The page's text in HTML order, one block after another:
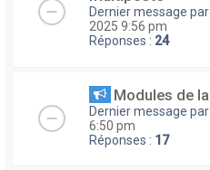
Dernier message par
2025 9:56 pm
Réponses : 24
Modules de
Dernier message par
6:50 pm
Réponses : 17